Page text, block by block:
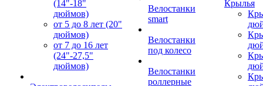
(14"-18"
дюймов)
от 5 до 8 лет (20"
дюймов)
от 7 до 16 лет
(24"-27,5"
дюймов)
Велостанки
smart
Велостанки
под колесо
Велостанки
роллерные
Крылья